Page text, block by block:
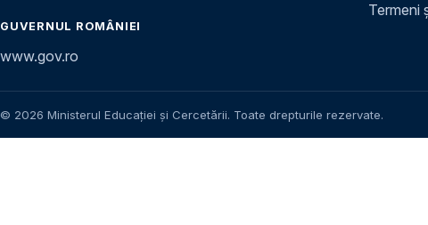
GUVERNUL ROMÂNIEI
www.gov.ro
Termeni
© 2026 Ministerul Educației și Cercetării. Toate drepturile rezervate.